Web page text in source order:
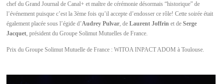
chef du Grand Journal de Canal+ et maître de cérémonie désormais “historique” de
l’événement puisque c’est la 3ème fois qu’il accepte d’endosser ce rôle! Cette soirée était
également placée sous l’égide d’Audrey Pulvar, deLaurent Joffrin et deSerge
Jacquet, président du Groupe Solimut Mutuelles de France.
Prix du Groupe Solimut Mutuelle de France : WITOA INPACT ADOM à Toulouse.